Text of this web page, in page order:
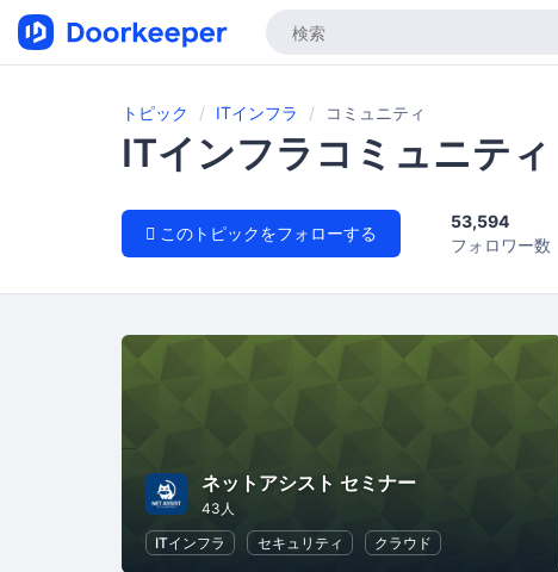
トピック ITインフラ コミュニティ
ITインフラコミュニティ
このトピックをフォローする
53,594
フォロワー数
ネットアシスト セミナー
43人
ITインフラ
セキュリティ クラウド